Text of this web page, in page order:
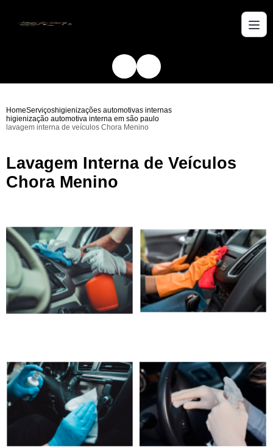
HomeServiçoshigienizações automotivas internas
higienização automotiva interna em são paulo
lavagem interna de veículos Chora Menino
Lavagem Interna de Veículos
Chora Menino